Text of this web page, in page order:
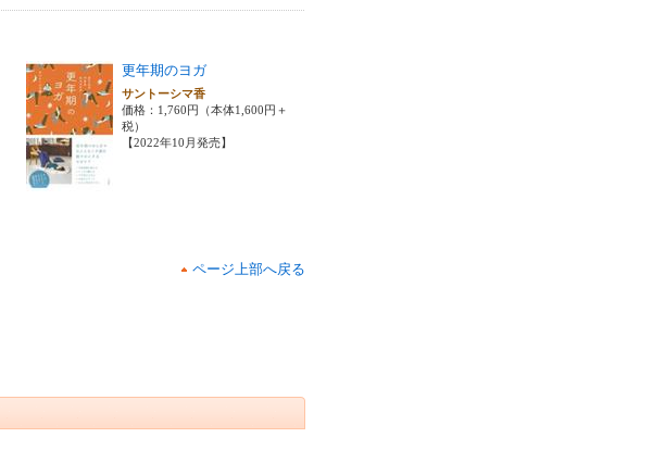
更年期のヨガ
サントーシマ香
価格：1,760円（本体1,600円＋
税）
【2022年10月発売】
ページ上部へ戻る